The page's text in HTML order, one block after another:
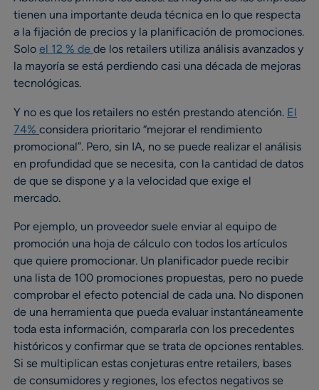
tienen una importante deuda técnica en lo que respecta
a la fijación de precios y la planificación de promociones.
Solo el 12 % de de los retailers utiliza análisis avanzados y
la mayoría se está perdiendo casi una década de mejoras
tecnológicas.
Y no es que los retailers no estén prestando atención. El
74% considera prioritario “mejorar el rendimiento
promocional”. Pero, sin IA, no se puede realizar el análisis
en profundidad que se necesita, con la cantidad de datos
de que se dispone y a la velocidad que exige el
mercado.
Por ejemplo, un proveedor suele enviar al equipo de
promoción una hoja de cálculo con todos los artículos
que quiere promocionar. Un planificador puede recibir
una lista de 100 promociones propuestas, pero no puede
comprobar el efecto potencial de cada una. No disponen
de una herramienta que pueda evaluar instantáneamente
toda esta información, compararla con los precedentes
históricos y confirmar que se trata de opciones rentables.
Si se multiplican estas conjeturas entre retailers, bases
de consumidores y regiones, los efectos negativos se